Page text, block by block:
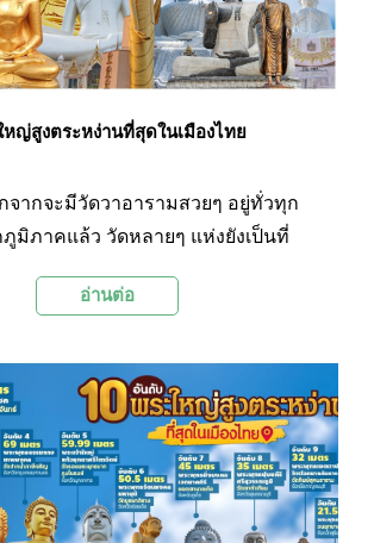
ญ่สูงตระหง่านที่สุดในเมืองไทย
จากจะมีวัดวาอารามสวยๆ อยู่ทั่วทุก
มิภาคแล้ว วัดหลายๆ แห่งยังเป็นที่
ท้อนถึงความศรัทธาของผู้คนที่มีต่อ
ได้รวบรวม 10 อันดับพระใหญ่สูง
ในเมืองไทยมาไว้ในบทความนี้ ส่วน
นั้น ไปติดตามกันได้เลย
อ่านต่อ